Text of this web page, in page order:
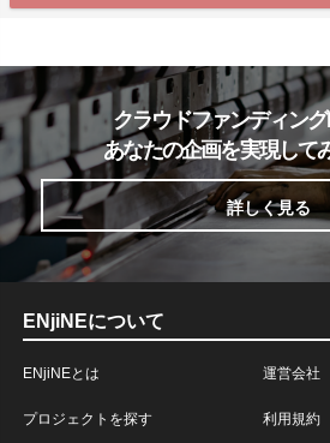
クラウドファンディング
あなたの企画を実現して
詳しく見る
ENjiNEについて
ENjiNEとは
プロジェクトを探す
運営会社
利用規約